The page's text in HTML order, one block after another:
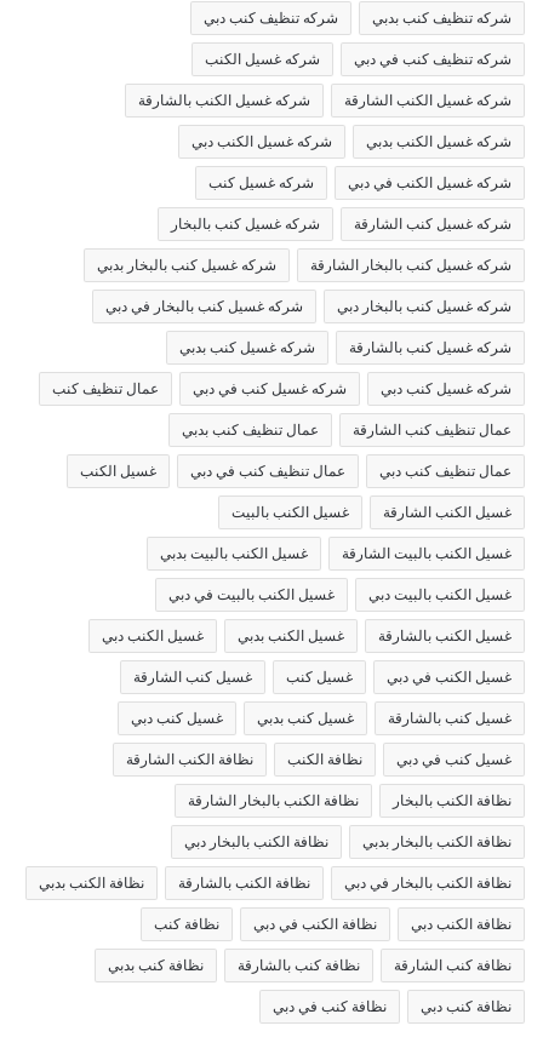
شركه تنظيف كنب بدبي شركه تنظيف كنب دبي
شركه تنظيف كنب في دبي شركه غسيل الكنب
شركه غسيل الكنب الشارقة شركه غسيل الكنب بالشارقة
شركه غسيل الكنب بدبي شركه غسيل الكنب دبي
شركه غسيل الكنب في دبي شركه غسيل كنب
شركه غسيل كنب الشارقة شركه غسيل كنب بالبخار
شركه غسيل كنب بالبخار الشارقة شركه غسيل كنب بالبخار بدبي
شركه غسيل كنب بالبخار دبي شركه غسيل كنب بالبخار في دبي
شركه غسيل كنب بالشارقة شركه غسيل كنب بدبي
شركه غسيل كنب دبي شركه غسيل كنب في دبي عمال تنظيف كنب
عمال تنظيف كنب الشارقة عمال تنظيف كنب بدبي
عمال تنظيف كنب دبي عمال تنظيف كنب في دبي غسيل الكنب
غسيل الكنب الشارقة غسيل الكنب بالبيت
غسيل الكنب بالبيت الشارقة غسيل الكنب بالبيت بدبي
غسيل الكنب بالبيت دبي غسيل الكنب بالبيت في دبي
غسيل الكنب بالشارقة غسيل الكنب بدبي غسيل الكنب دبي
غسيل الكنب في دبي غسيل كنب غسيل كنب الشارقة
غسيل كنب بالشارقة غسيل كنب بدبي غسيل كنب دبي
غسيل كنب في دبي نظافة الكنب نظافة الكنب الشارقة
نظافة الكنب بالبخار نظافة الكنب بالبخار الشارقة
نظافة الكنب بالبخار بدبي نظافة الكنب بالبخار دبي
نظافة الكنب بالبخار في دبي نظافة الكنب بالشارقة نظافة الكنب بدبي
نظافة الكنب دبي نظافة الكنب في دبي نظافة كنب
نظافة كنب الشارقة نظافة كنب بالشارقة نظافة كنب بدبي
نظافة كنب دبي نظافة كنب في دبي